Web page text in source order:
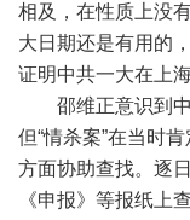
相及，在性质上没
大日期还是有用的
证明中共一大在上
邵维正意识到中
但“情杀案”在当时
方面协助查找。逐
《申报》等报纸上